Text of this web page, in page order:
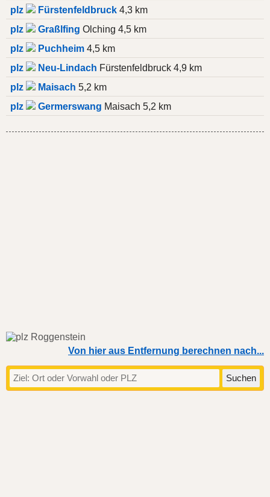
plz
Fürstenfeldbruck 4,3 km
plz
Graßlfing Olching 4,5 km
plz
Puchheim 4,5 km
plz
Neu-Lindach Fürstenfeldbruck 4,9 km
plz
Maisach 5,2 km
plz
Germerswang Maisach 5,2 km
Von hier aus Entfernung berechnen nach...